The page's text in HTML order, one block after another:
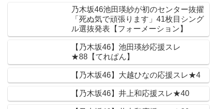
乃木坂46池田瑛紗が初のセンター抜擢
「死ぬ気で頑張ります」41枚目シング
ル選抜発表【フォーメーション】
【乃木坂46】池田瑛紗応援スレ
★88【てれぱん】
【乃木坂46】大越ひなの応援スレ★4
【乃木坂46】井上和応援スレ★40